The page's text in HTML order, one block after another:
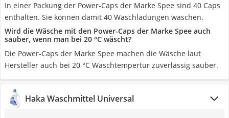
In einer Packung der Power-Caps der Marke Spee sind 40 Caps
enthalten. Sie können damit 40 Waschladungen waschen.
Wird die Wäsche mit den Power-Caps der Marke Spee auch
sauber, wenn man bei 20 °C wäscht?
Die Power-Caps der Marke Spee machen die Wäsche laut
Hersteller auch bei 20 °C Waschtempertur zuverlässig sauber.
Haka Waschmittel Universal